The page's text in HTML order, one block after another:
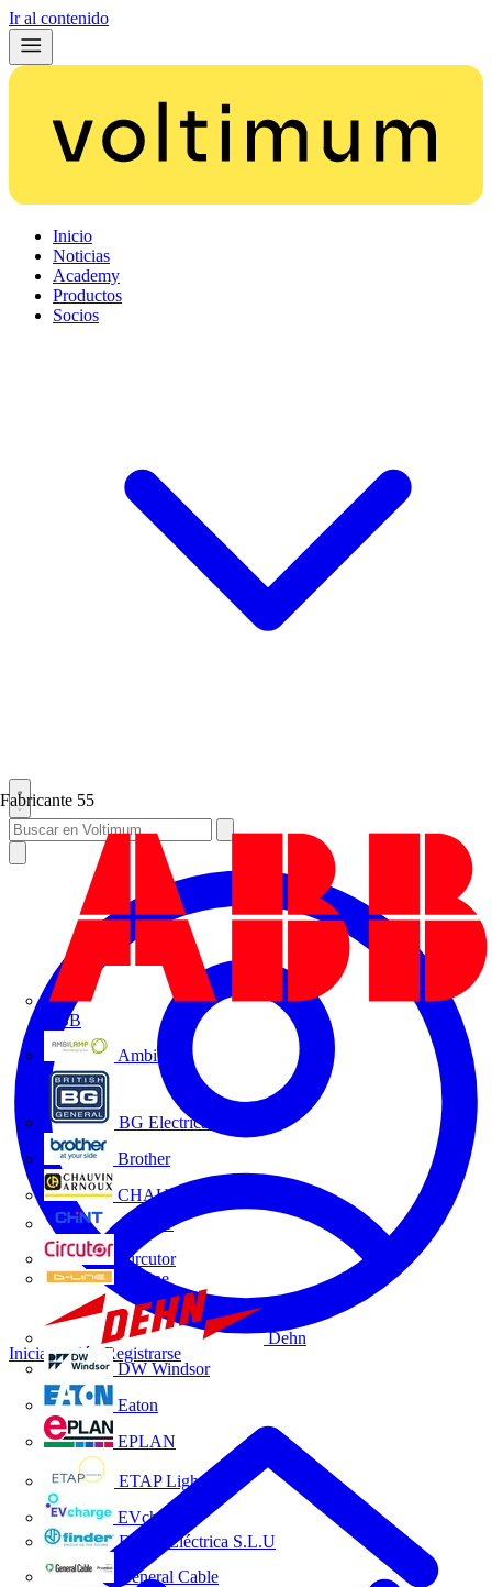
Ir al contenido
Inicio
Noticias
Academy
Productos
Socios
Fabricante 55
ABB
Ambilamp
BG Electrical
Brother
CHAUVIN ARNOUX
CHINT
Circutor
D-Line
Dehn
DW Windsor
Eaton
EPLAN
ETAP Lighting
EVcharge
Finder Eléctrica S.L.U
General Cable
Iniciar sesión Registrarse